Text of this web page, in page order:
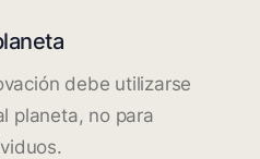
debe utilizarse
planeta, no para